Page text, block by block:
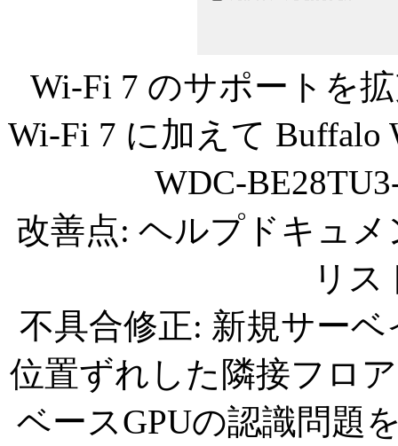
Wi-Fi 7 のサポートを
Wi-Fi 7 に加えて Buffalo
WDC-
改善点: ヘルプドキュ
リス
不具合修正: 新規サー
位置ずれした隣接フロ
ベースGPUの認識問題